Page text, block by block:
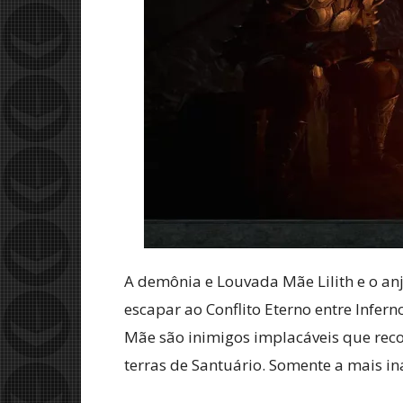
A demônia e Louvada Mãe Lilith e o
escapar ao Conflito Eterno entre
Mãe são inimigos implacáveis que
terras de Santuário. Somente a mais